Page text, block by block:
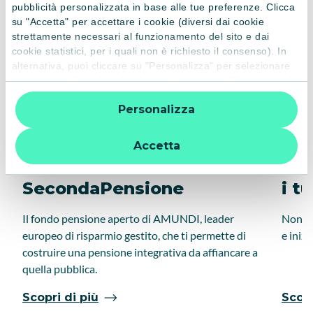
pubblicità personalizzata in base alle tue preferenze. Clicca
su "Accetta" per accettare i cookie (diversi dai cookie
strettamente necessari al funzionamento del sito e dai
cookie statistici, per i quali non è richiesto il consenso). In
alternativa, puoi cliccare su "Personalizza" per selezionare
le categorie di cookie che desideri accettare. Cliccando sulla
“X” le impostazioni predefinite vengono lasciate invariate e
quindi la navigazione può continuare senza cookie o altri
strumenti di tracciamento diversi da quelli tecnici. Per
ulteriori informazioni:
informativa privacy
Accetta
Personalizza
AMUNDI
SecondaPensione
Il fondo pensione aperto di AMUNDI, leader
europeo di risparmio gestito, che ti permette di
costruire una pensione integrativa da affiancare a
quella pubblica.
Scopri di più
i
Non
e